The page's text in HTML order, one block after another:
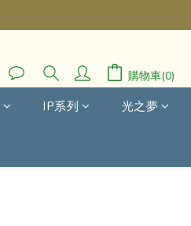
購物車(0)
IP系列 光之夢